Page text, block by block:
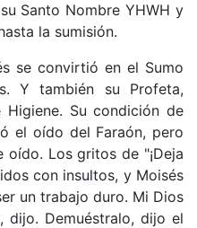
Santo Nombre YHWH y
la sumisión.
se convirtió en el Sumo
Y también su Profeta,
Su condición de
el oído del Faraón, pero
Los gritos de "¡Deja
con insultos, y Moisés
un trabajo duro. Mi Dios
dijo. Demuéstralo, dijo el